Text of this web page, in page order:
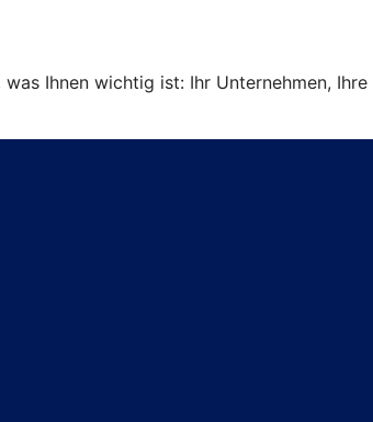
Ihnen wichtig ist: Ihr Unternehmen, Ihre